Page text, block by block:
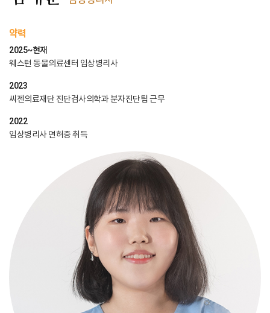
약력
2025~현재
웨스턴 동물의료센터 임상병리사
2023
씨젠의료재단 진단검사의학과 분자진단팀 근무
2022
임상병리사 면허증 취득